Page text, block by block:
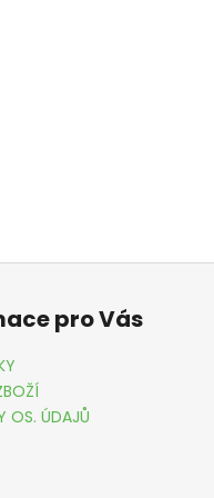
pro Vás
OS. ÚDAJŮ